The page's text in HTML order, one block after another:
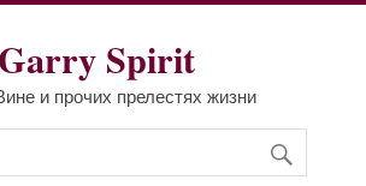
Garry Spirit
и прочих прелестях жизни